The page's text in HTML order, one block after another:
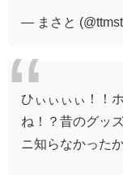
— まさと
ひぃぃぃぃ！！
ね！？昔のグッ
ニ知らなかった